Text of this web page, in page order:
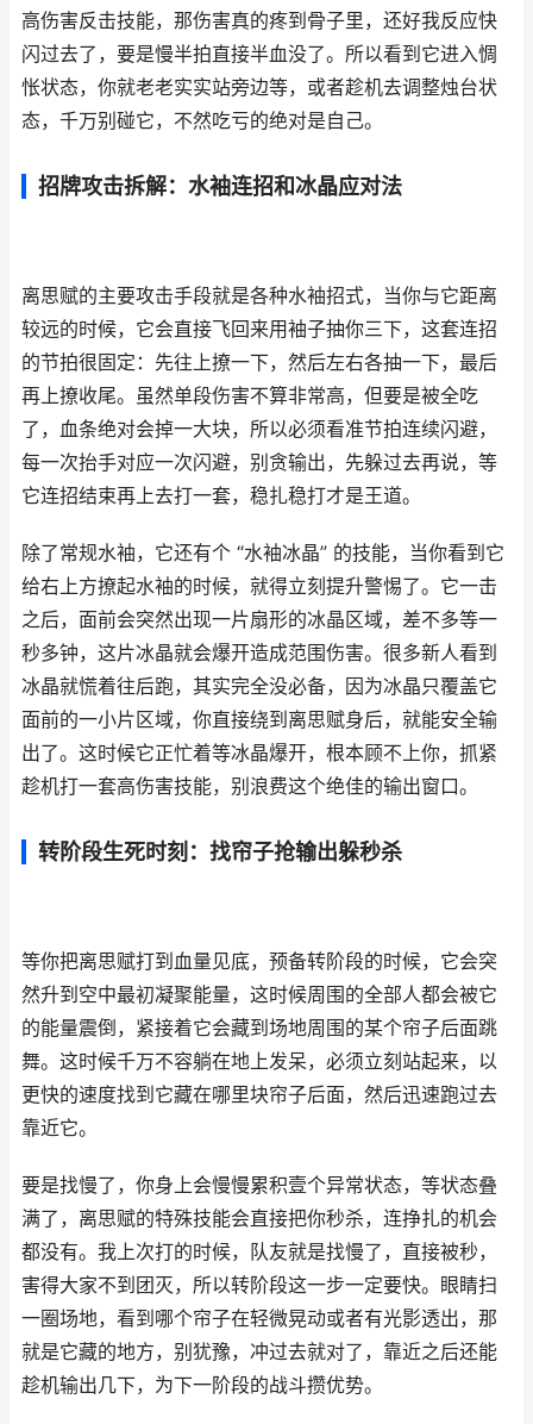
高伤害反击技能，那伤害真的疼到骨子里，还好我反应快
闪过去了，要是慢半拍直接半血没了。所以看到它进入惆
怅状态，你就老老实实站旁边等，或者趁机去调整烛台状
态，千万别碰它，不然吃亏的绝对是自己。
招牌攻击拆解：水袖连招和冰晶应对法
离思赋的主要攻击手段就是各种水袖招式，当你与它距离
较远的时候，它会直接飞回来用袖子抽你三下，这套连招
的节拍很固定：先往上撩一下，然后左右各抽一下，最后
再上撩收尾。虽然单段伤害不算非常高，但要是被全吃
了，血条绝对会掉一大块，所以必须看准节拍连续闪避，
每一次抬手对应一次闪避，别贪输出，先躲过去再说，等
它连招结束再上去打一套，稳扎稳打才是王道。
除了常规水袖，它还有个 “水袖冰晶” 的技能，当你看到它
给右上方撩起水袖的时候，就得立刻提升警惕了。它一击
之后，面前会突然出现一片扇形的冰晶区域，差不多等一
秒多钟，这片冰晶就会爆开造成范围伤害。很多新人看到
冰晶就慌着往后跑，其实完全没必备，因为冰晶只覆盖它
面前的一小片区域，你直接绕到离思赋身后，就能安全输
出了。这时候它正忙着等冰晶爆开，根本顾不上你，抓紧
趁机打一套高伤害技能，别浪费这个绝佳的输出窗口。
转阶段生死时刻：找帘子抢输出躲秒杀
等你把离思赋打到血量见底，预备转阶段的时候，它会突
然升到空中最初凝聚能量，这时候周围的全部人都会被它
的能量震倒，紧接着它会藏到场地周围的某个帘子后面跳
舞。这时候千万不容躺在地上发呆，必须立刻站起来，以
更快的速度找到它藏在哪里块帘子后面，然后迅速跑过去
靠近它。
要是找慢了，你身上会慢慢累积壹个异常状态，等状态叠
满了，离思赋的特殊技能会直接把你秒杀，连挣扎的机会
都没有。我上次打的时候，队友就是找慢了，直接被秒，
害得大家不到团灭，所以转阶段这一步一定要快。眼睛扫
一圈场地，看到哪个帘子在轻微晃动或者有光影透出，那
就是它藏的地方，别犹豫，冲过去就对了，靠近之后还能
趁机输出几下，为下一阶段的战斗攒优势。